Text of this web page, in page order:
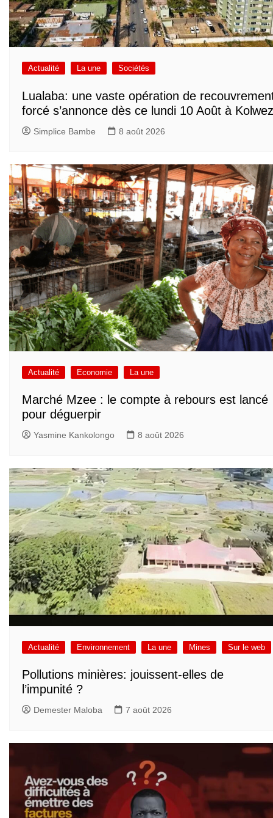
Actualité La une Sociétés
Lualaba: une vaste opération de
forcé s’annonce dès ce lundi 10 Août à
Simplice Bambe 8 août 2026
Actualité Economie La une
Marché Mzee : le compte à rebours est lancé
pour déguerpir
Yasmine Kankolongo 8 août 2026
Actualité Environnement La une Mines Sur le web
Pollutions minières: jouissent-elles de
l’impunité ?
Demester Maloba 7 août 2026